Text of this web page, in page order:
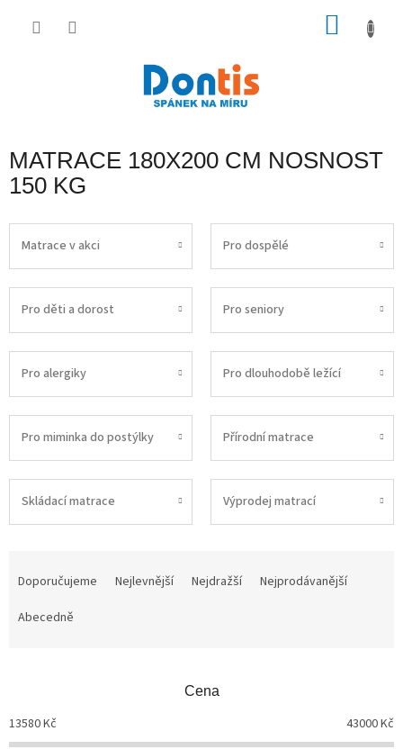
MATRACE 180X200 CM NOSNOST
150 KG
Matrace v akci Pro dospělé
Pro děti a dorost Pro seniory
Pro alergiky Pro dlouhodobě ležící
Pro miminka do postýlky Přírodní matrace
Skládací matrace Výprodej matrací
o
d
Doporučujeme Nejlevnější Nejdražší
Nejprodávanější
Abecedně
Cena
13580Kč 43000Kč